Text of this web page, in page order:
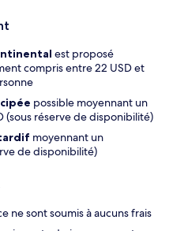
est proposé
compris entre 22 USD et
possible moyennant un
(sous réserve de disponibilité)
moyennant un
de disponibilité)
ne sont soumis à aucuns frais